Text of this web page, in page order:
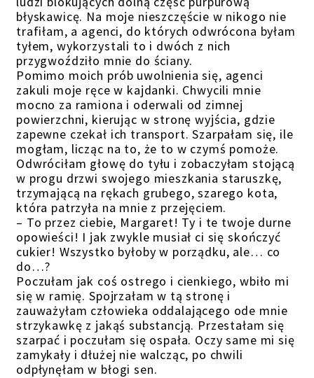
błyskawicę. Na moje nieszczęście w nikogo nie
trafiłam, a agenci, do których odwrócona byłam
tyłem, wykorzystali to i dwóch z nich
przygwoździło mnie do ściany.
Pomimo moich prób uwolnienia się, agenci
zakuli moje ręce w kajdanki. Chwycili mnie
mocno za ramiona i oderwali od zimnej
powierzchni, kierując w stronę wyjścia, gdzie
zapewne czekał ich transport. Szarpałam się, ile
mogłam, licząc na to, że to w czymś pomoże.
Odwróciłam głowę do tyłu i zobaczyłam stojącą
w progu drzwi swojego mieszkania staruszkę,
trzymającą na rękach grubego, szarego kota,
która patrzyła na mnie z przejęciem.
– To przez ciebie, Margaret! Ty i te twoje durne
opowieści! I jak zwykle musiał ci się skończyć
cukier! Wszystko byłoby w porządku, ale… co
do…?
Poczułam jak coś ostrego i cienkiego, wbiło mi
się w ramię. Spojrzałam w tą stronę i
zauważyłam człowieka oddalającego ode mnie
strzykawkę z jakąś substancją. Przestałam się
szarpać i poczułam się ospała. Oczy same mi się
zamykały i dłużej nie walcząc, po chwili
odpłynęłam w błogi sen.